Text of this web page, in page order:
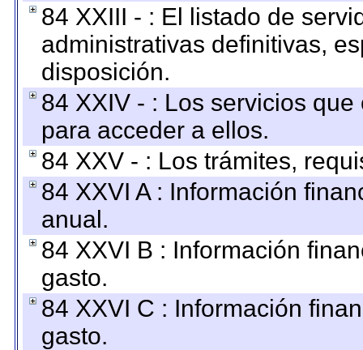
84 XXIII - : El listado de
administrativas definitivas,
disposición.
84 XXIV - : Los servicios
para acceder a ellos.
84 XXV - : Los trámites,
84 XXVI A : Información
anual.
84 XXVI B : Información
gasto.
84 XXVI C : Información
gasto.